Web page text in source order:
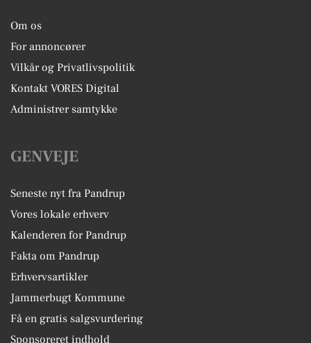
Om os
For annoncører
Vilkår og Privatlivspolitik
Kontakt VORES Digital
Administrer samtykke
GENVEJE
Seneste nyt fra Pandrup
Vores lokale erhverv
Kalenderen for Pandrup
Fakta om Pandrup
Erhvervsartikler
Jammerbugt Kommune
Få en gratis salgsvurdering
Sponsoreret indhold